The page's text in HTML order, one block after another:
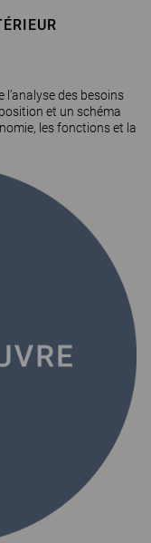
des besoins
et un schéma
les fonctions et la